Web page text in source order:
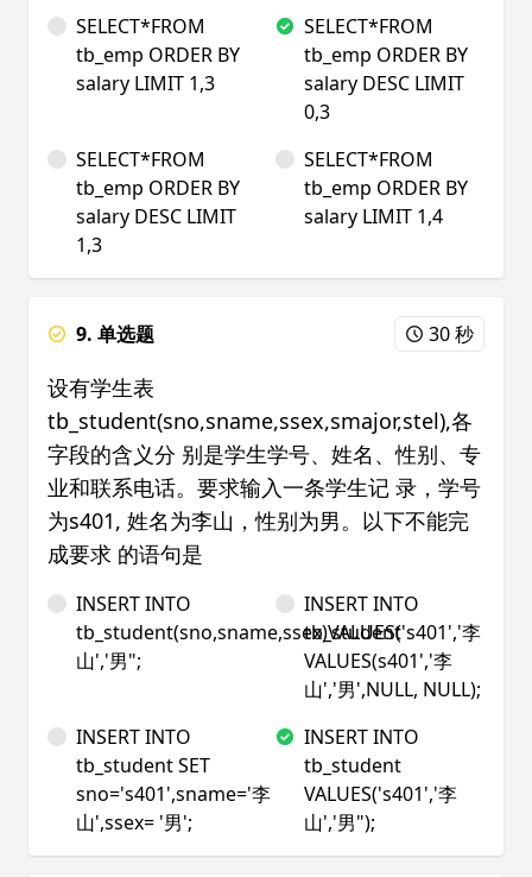
SELECT*FROM
tb_emp ORDER BY
salary LIMIT 1,3
SELECT*FROM
tb_emp ORDER BY
salary DESC LIMIT
0,3
SELECT*FROM
tb_emp ORDER BY
salary DESC LIMIT
1,3
SELECT*FROM
tb_emp ORDER BY
salary LIMIT 1,4
9. 单选题 30 秒
设有学生表
tb_student(sno,sname,ssex,smajor,stel),各
字段的含义分 别是学生学号、姓名、性别、专
业和联系电话。要求输入一条学生记 录，学号
为s401, 姓名为李山，性别为男。以下不能完
成要求 的语句是
INSERT INTO
tb_student(sno,sname,ssex)VALUES('s401','李
山','男";
INSERT INTO
tb_student
VALUES(s401','李
山','男',NULL, NULL);
INSERT INTO
tb_student SET
sno='s401',sname='李
山',ssex= '男';
INSERT INTO
tb_student
VALUES('s401','李
山','男");